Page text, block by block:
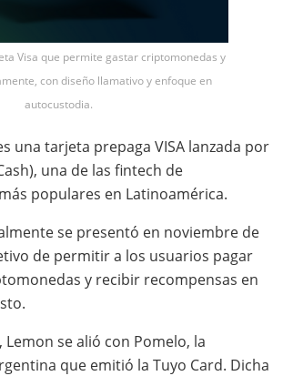
Visa que permite gastar criptomonedas y
con diseño llamativo y enfoque en
autocustodia.
una tarjeta prepaga VISA lanzada por
una de las fintech de
populares en Latinoamérica.
se presentó en noviembre de
de permitir a los usuarios pagar
y recibir recompensas en
Lemon se alió con Pomelo, la
que emitió la Tuyo Card. Dicha